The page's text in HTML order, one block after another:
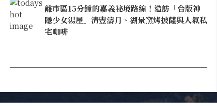
離市區15分鐘的嘉義祕境路線！造訪「台版神
隱少女湯屋」清豐濤月、湖景窯烤披薩與人氣私
宅咖啡